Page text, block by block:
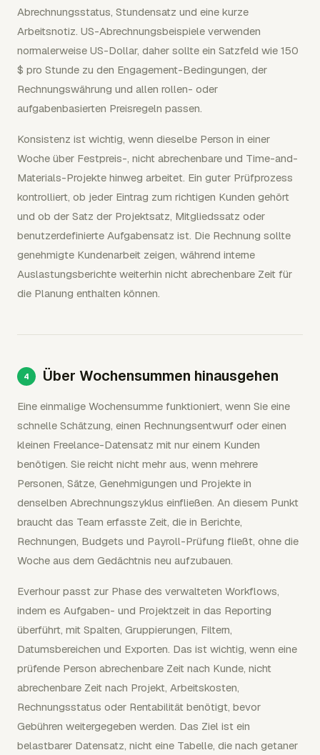
Abrechnungsstatus, Stundensatz und eine kurze
Arbeitsnotiz. US-Abrechnungsbeispiele verwenden
normalerweise US-Dollar, daher sollte ein Satzfeld wie 150
$ pro Stunde zu den Engagement-Bedingungen, der
Rechnungswährung und allen rollen- oder
aufgabenbasierten Preisregeln passen.
Konsistenz ist wichtig, wenn dieselbe Person in einer
Woche über Festpreis-, nicht abrechenbare und Time-and-
Materials-Projekte hinweg arbeitet. Ein guter Prüfprozess
kontrolliert, ob jeder Eintrag zum richtigen Kunden gehört
und ob der Satz der Projektsatz, Mitgliedssatz oder
benutzerdefinierte Aufgabensatz ist. Die Rechnung sollte
genehmigte Kundenarbeit zeigen, während interne
Auslastungsberichte weiterhin nicht abrechenbare Zeit für
die Planung enthalten können.
Über Wochensummen hinausgehen
Eine einmalige Wochensumme funktioniert, wenn Sie eine
schnelle Schätzung, einen Rechnungsentwurf oder einen
kleinen Freelance-Datensatz mit nur einem Kunden
benötigen. Sie reicht nicht mehr aus, wenn mehrere
Personen, Sätze, Genehmigungen und Projekte in
denselben Abrechnungszyklus einfließen. An diesem Punkt
braucht das Team erfasste Zeit, die in Berichte,
Rechnungen, Budgets und Payroll-Prüfung fließt, ohne die
Woche aus dem Gedächtnis neu aufzubauen.
Everhour passt zur Phase des verwalteten Workflows,
indem es Aufgaben- und Projektzeit in das Reporting
überführt, mit Spalten, Gruppierungen, Filtern,
Datumsbereichen und Exporten. Das ist wichtig, wenn eine
prüfende Person abrechenbare Zeit nach Kunde, nicht
abrechenbare Zeit nach Projekt, Arbeitskosten,
Rechnungsstatus oder Rentabilität benötigt, bevor
Gebühren weitergegeben werden. Das Ziel ist ein
belastbarer Datensatz, nicht eine Tabelle, die nach getaner